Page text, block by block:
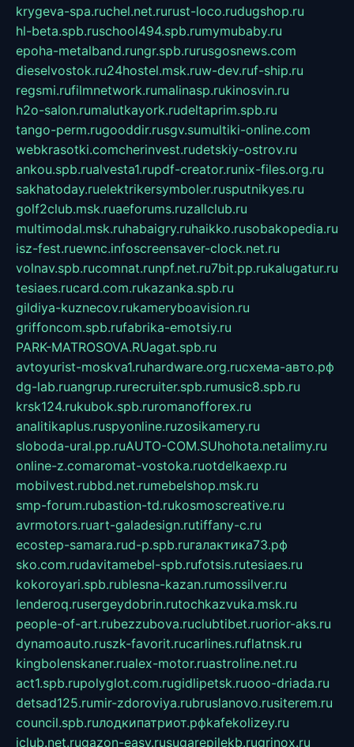
krygeva-spa.ruchel.net.rurust-loco.rudugshop.ru
hl-beta.spb.ruschool494.spb.rumymubaby.ru
epoha-metalband.rungr.spb.rurusgosnews.com
dieselvostok.ru24hostel.msk.ruw-dev.ruf-ship.ru
regsmi.rufilmnetwork.rumalinasp.rukinosvin.ru
h2o-salon.rumalutkayork.rudeltaprim.spb.ru
tango-perm.rugooddir.rusgv.sumultiki-online.com
webkrasotki.comcherinvest.rudetskiy-ostrov.ru
ankou.spb.rualvesta1.rupdf-creator.runix-files.org.ru
sakhatoday.ruelektrikersymboler.rusputnikyes.ru
golf2club.msk.ruaeforums.ruzallclub.ru
multimodal.msk.ruhabaigry.ruhaikko.rusobakopedia.ru
isz-fest.ruewnc.infoscreensaver-clock.net.ru
volnav.spb.rucomnat.runpf.net.ru7bit.pp.rukalugatur.ru
tesiaes.rucard.com.rukazanka.spb.ru
gildiya-kuznecov.rukameryboavision.ru
griffoncom.spb.rufabrika-emotsiy.ru
PARK-MATROSOVA.RUagat.spb.ru
avtoyurist-moskva1.ruhardware.org.ruсхема-авто.рф
dg-lab.ruangrup.rurecruiter.spb.rumusic8.spb.ru
krsk124.rukubok.spb.ruromanofforex.ru
analitikaplus.ruspyonline.ruzosikamery.ru
sloboda-ural.pp.ruAUTO-COM.SUhohota.netalimy.ru
online-z.comaromat-vostoka.ruotdelkaexp.ru
mobilvest.rubbd.net.rumebelshop.msk.ru
smp-forum.rubastion-td.rukosmoscreative.ru
avrmotors.ruart-galadesign.rutiffany-c.ru
ecostep-samara.rud-p.spb.ruгалактика73.рф
sko.com.rudavitamebel-spb.rufotsis.rutesiaes.ru
kokoroyari.spb.rublesna-kazan.rumossilver.ru
lenderoq.rusergeydobrin.rutochkazvuka.msk.ru
people-of-art.rubezzubova.ruclubtibet.ruorior-aks.ru
dynamoauto.ruszk-favorit.rucarlines.ruflatnsk.ru
kingbolenskaner.rualex-motor.ruastroline.net.ru
act1.spb.rupolyglot.com.rugidlipetsk.ruooo-driada.ru
detsad125.rumir-zdoroviya.rubruslanovo.rusiterem.ru
council.spb.ruлодкипатриот.рфkafekolizey.ru
iclub.net.rugazon-easy.rusugarepilekb.rugrinox.ru